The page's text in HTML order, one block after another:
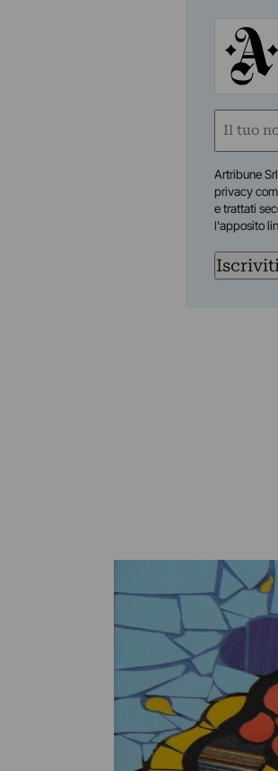
Nome
Artribune
privacy
e trattati
l'apposito
Iscriviti